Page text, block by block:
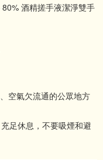
酒精搓手液潔淨雙手
空氣欠流通的公眾地方
足休息，不要吸煙和避